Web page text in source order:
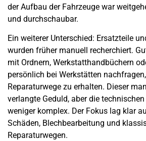
der Aufbau der Fahrzeuge war
und durchschaubar.
Ein weiterer Unterschied: Ersatzteile
wurden früher manuell recherchiert.
mit Ordnern, Werkstatthandbüchern
persönlich bei Werkstätten
Reparaturwege zu erhalten. Dieser
verlangte Geduld, aber die
weniger komplex. Der Fokus lag klar
Schäden, Blechbearbeitung und
Reparaturwegen.